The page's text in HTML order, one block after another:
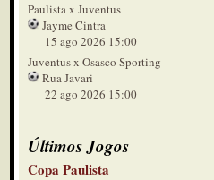
Paulista x Juventus
Jayme Cintra
15 ago 2026 15:00
Juventus x Osasco Sporting
Rua Javari
22 ago 2026 15:00
Últimos Jogos
Copa Paulista